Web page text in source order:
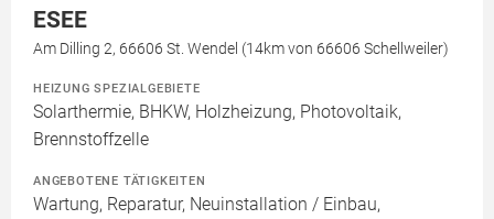
ESEE
Am Dilling 2, 66606 St. Wendel (14km von 66606 Schellweiler)
HEIZUNG SPEZIALGEBIETE
Solarthermie, BHKW, Holzheizung, Photovoltaik,
Brennstoffzelle
ANGEBOTENE TÄTIGKEITEN
Wartung, Reparatur, Neuinstallation / Einbau,